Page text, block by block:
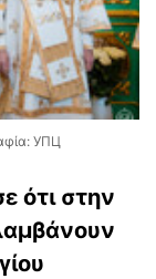
УПЦ
ότι στην